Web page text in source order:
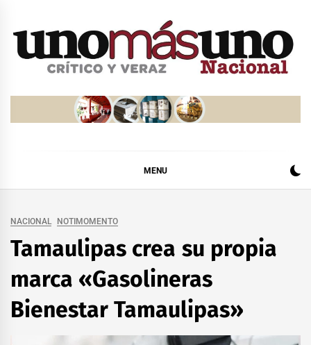
MENU
NACIONAL NOTIMOMENTO
Tamaulipas crea su propia
marca «Gasolineras
Bienestar Tamaulipas»